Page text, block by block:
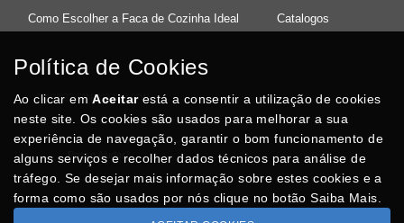
Como Escolher a Faca de Cozinha Ideal Catalogos
37°08'27.5"N 8°32'13.9"W
Posso Ajudar?
Política de Cookies
Ao clicar emAceitarestá a consentir a utilização de cookies
neste site. Os cookies são usados para melhorar a sua
experiência de navegação, garantir o bom funcionamento de
alguns serviços e recolher dados técnicos para análise de
tráfego. Se desejar mais informação sobre estes cookies e a
forma como são usados por nós clique no botão Saiba Mais.